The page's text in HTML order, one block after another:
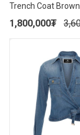
Trench Coat Brown
1,800,000₮